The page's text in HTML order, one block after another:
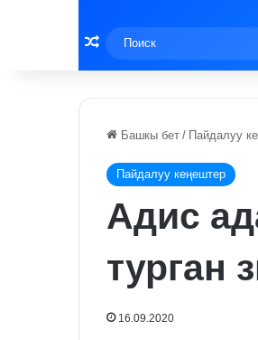
Random Article
Башкы бет / Пайдалуу
Пайдалуу кеңештер
Адис
турган
16.09.2020